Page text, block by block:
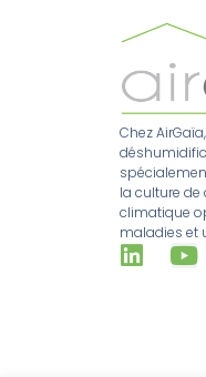
Chez
la culture
climatique
maladies et